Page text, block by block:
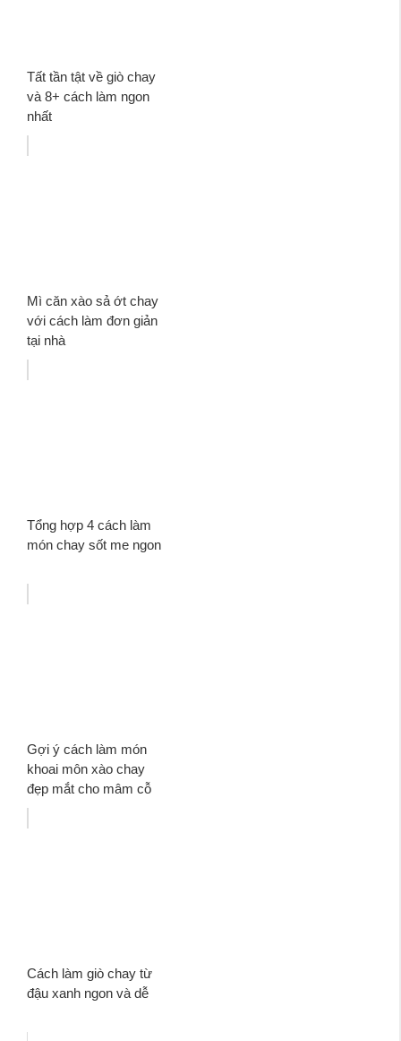
Tất tần tật về giò chay
và 8+ cách làm ngon
nhất
Mì căn xào sả ớt chay
với cách làm đơn giản
tại nhà
Tổng hợp 4 cách làm
món chay sốt me ngon
Gợi ý cách làm món
khoai môn xào chay
đẹp mắt cho mâm cỗ
Cách làm giò chay từ
đậu xanh ngon và dễ